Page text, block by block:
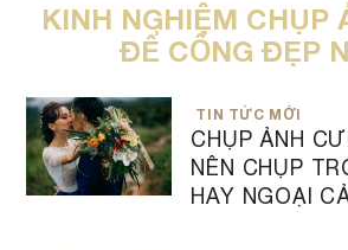
KINH NGHIỆM CHỤP
ĐỂ CỔNG ĐẸP
TIN TỨC MỚI
CHỤP ẢNH
NÊN CHỤP
HAY NGOẠI